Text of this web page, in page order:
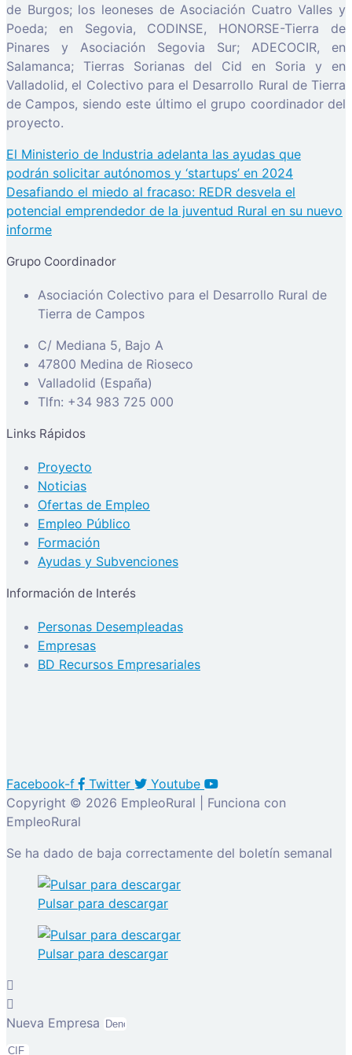
de Burgos; los leoneses de Asociación Cuatro Valles y
Poeda; en Segovia, CODINSE, HONORSE-Tierra de
Pinares y Asociación Segovia Sur; ADECOCIR, en
Salamanca; Tierras Sorianas del Cid en Soria y en
Valladolid, el Colectivo para el Desarrollo Rural de Tierra
de Campos, siendo este último el grupo coordinador del
proyecto.
Navegación
de
entradas
El Ministerio de Industria adelanta las ayudas que
podrán solicitar autónomos y ‘startups’ en 2024
Desafiando el miedo al fracaso: REDR desvela el
potencial emprendedor de la juventud Rural en su nuevo
informe
Grupo Coordinador
Asociación Colectivo para el Desarrollo Rural de
Tierra de Campos
C/ Mediana 5, Bajo A
47800 Medina de Rioseco
Valladolid (España)
Tlfn: +34 983 725 000
Links Rápidos
Proyecto
Noticias
Ofertas de Empleo
Empleo Público
Formación
Ayudas y Subvenciones
Información de Interés
Personas Desempleadas
Empresas
BD Recursos Empresariales
Facebook-f Twitter
Youtube
Copyright © 2026 EmpleoRural | Funciona con
EmpleoRural
Se ha dado de baja correctamente del boletín semanal
Pulsar para descargar
Pulsar para descargar
Nueva Empresa